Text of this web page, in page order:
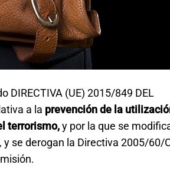
DIRECTIVA (UE) 2015/849 DEL
a la prevención de la
terrorismo, y por la que se
se derogan la Directiva 2005/60/